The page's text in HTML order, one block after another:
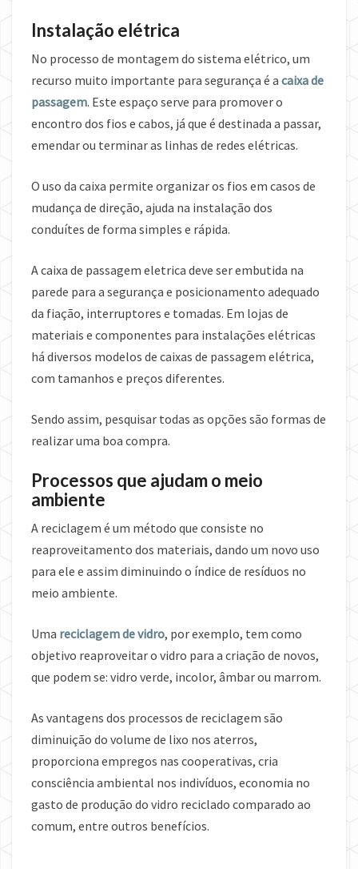
Instalação elétrica
No processo de montagem do sistema elétrico, um
recurso muito importante para segurança é a caixa de
passagem. Este espaço serve para promover o
encontro dos fios e cabos, já que é destinada a passar,
emendar ou terminar as linhas de redes elétricas.
O uso da caixa permite organizar os fios em casos de
mudança de direção, ajuda na instalação dos
conduítes de forma simples e rápida.
A caixa de passagem eletrica deve ser embutida na
parede para a segurança e posicionamento adequado
da fiação, interruptores e tomadas. Em lojas de
materiais e componentes para instalações elétricas
há diversos modelos de caixas de passagem elétrica,
com tamanhos e preços diferentes.
Sendo assim, pesquisar todas as opções são formas de
realizar uma boa compra.
Processos que ajudam o meio
ambiente
A reciclagem é um método que consiste no
reaproveitamento dos materiais, dando um novo uso
para ele e assim diminuindo o índice de resíduos no
meio ambiente.
Uma reciclagem de vidro, por exemplo, tem como
objetivo reaproveitar o vidro para a criação de novos,
que podem se: vidro verde, incolor, âmbar ou marrom.
As vantagens dos processos de reciclagem são
diminuição do volume de lixo nos aterros,
proporciona empregos nas cooperativas, cria
consciência ambiental nos indivíduos, economia no
gasto de produção do vidro reciclado comparado ao
comum, entre outros benefícios.